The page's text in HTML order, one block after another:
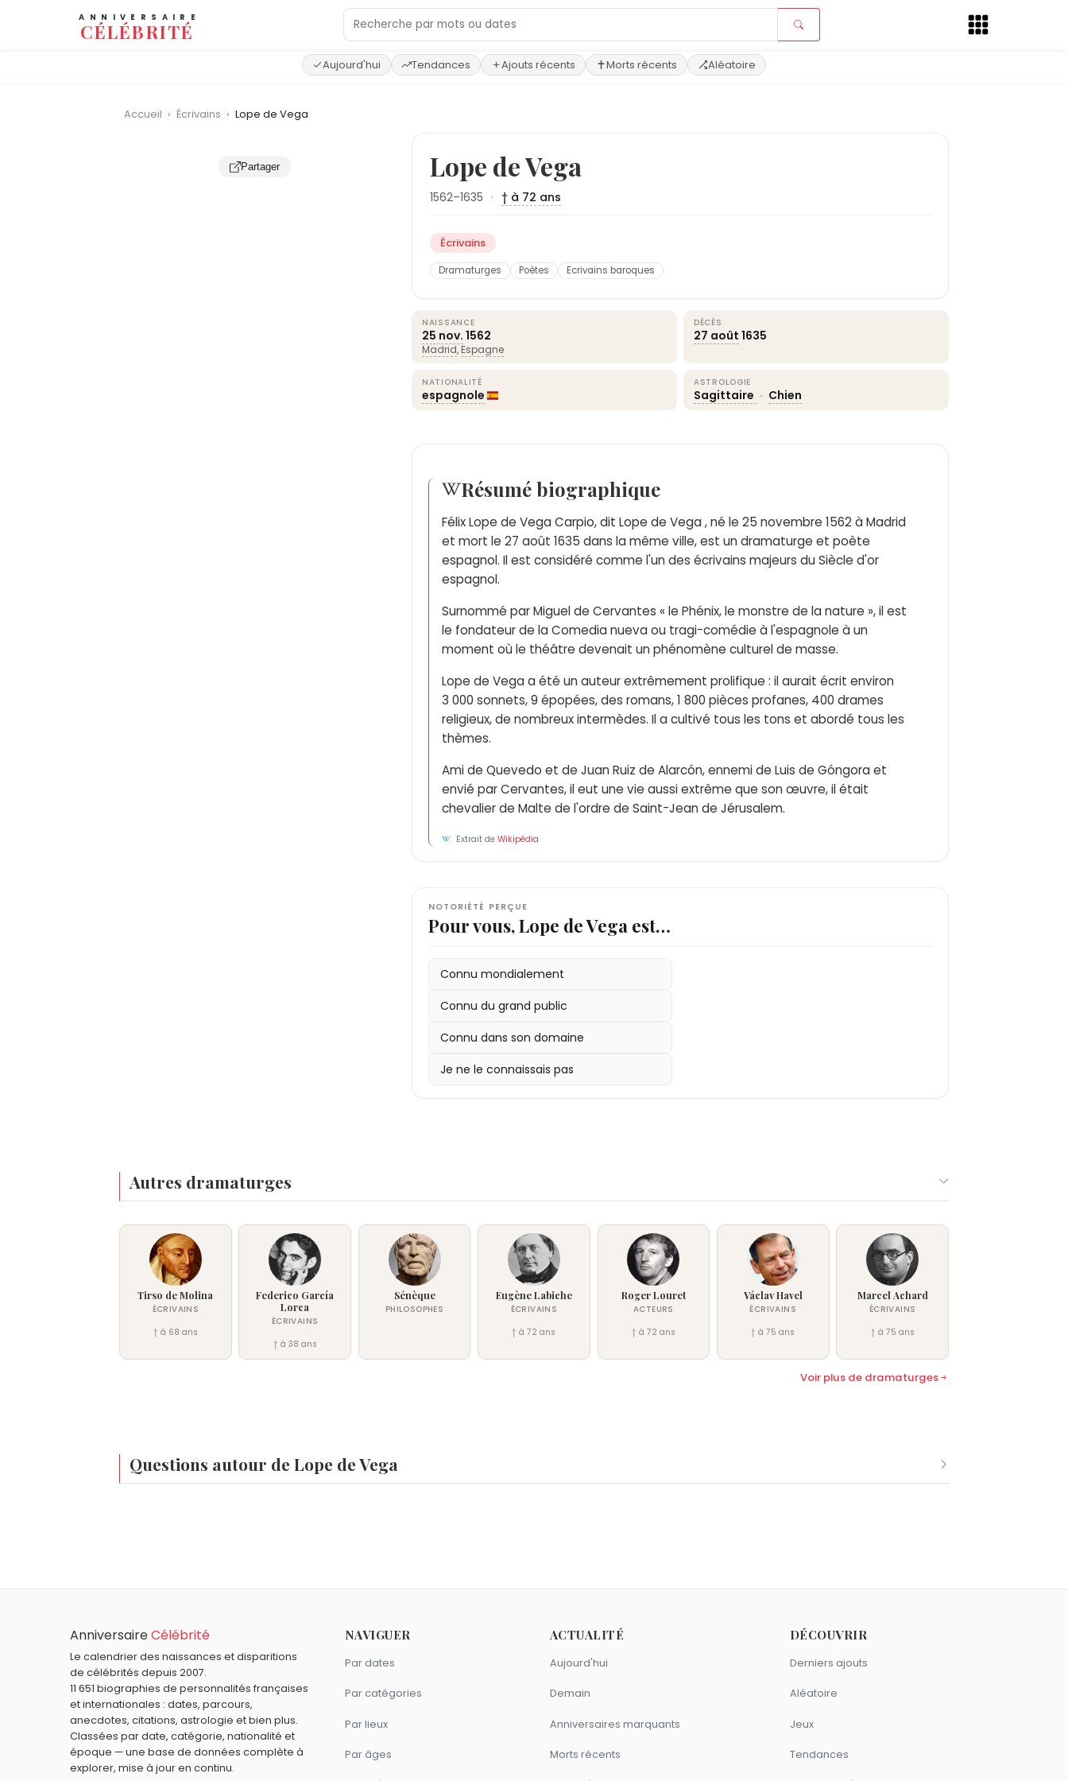
ANNIVERSAIRE
CÉLÉBRITÉ
Aujourd'hui Tendances Ajouts récents Morts récents Aléatoire
Accueil › Écrivains › Lope de Vega
Partager Lope de Vega
1562–1635 · † à 72 ans
Écrivains
Dramaturges Poètes Ecrivains baroques
NAISSANCE
25 nov. 1562
Madrid, Espagne
DÉCÈS
27 août 1635
NATIONALITÉ
espagnole
ASTROLOGIE
Sagittaire · Chien
Résumé biographique
Félix Lope de Vega Carpio, dit Lope de Vega , né le 25 novembre 1562 à Madrid
et mort le 27 août 1635 dans la même ville, est un dramaturge et poète
espagnol. Il est considéré comme l'un des écrivains majeurs du Siècle d'or
espagnol.
Surnommé par Miguel de Cervantes « le Phénix, le monstre de la nature », il est
le fondateur de la Comedia nueva ou tragi-comédie à l'espagnole à un
moment où le théâtre devenait un phénomène culturel de masse.
Lope de Vega a été un auteur extrêmement prolifique : il aurait écrit environ
3 000 sonnets, 9 épopées, des romans, 1 800 pièces profanes, 400 drames
religieux, de nombreux intermèdes. Il a cultivé tous les tons et abordé tous les
thèmes.
Ami de Quevedo et de Juan Ruiz de Alarcón, ennemi de Luis de Góngora et
envié par Cervantes, il eut une vie aussi extrême que son œuvre, il était
chevalier de Malte de l'ordre de Saint-Jean de Jérusalem.
Extrait deWikipédia
NOTORIÉTÉ PERÇUE
Pour vous, Lope de Vega est…
Connu mondialement
Connu du grand public
Connu dans son domaine
Je ne le connaissais pas
Autres dramaturges
Tirso de Molina
ÉCRIVAINS
† à 68 ans
Federico García
Lorca
ÉCRIVAINS
† à 38 ans
Sénèque
PHILOSOPHES
Eugène Labiche
ÉCRIVAINS
† à 72 ans
Roger Louret
ACTEURS
† à 72 ans
Václav Havel
ÉCRIVAINS
† à 75 ans
Marcel Achard
ÉCRIVAINS
† à 75 ans
Voir plus de dramaturges
Questions autour de Lope de Vega
Gustave Flaubert Savinien de Cyrano de Bergerac Mark TwainetEugène Ionesco sont du signe Sagittaire.
AnniversaireCélébrité
Le calendrier des naissances et disparitions
de célébrités depuis 2007.
11 651 biographies de personnalités françaises
et internationales : dates, parcours,
anecdotes, citations, astrologie et bien plus.
Classées par date, catégorie, nationalité et
époque — une base de données complète à
explorer, mise à jour en continu.
NAVIGUER
Par dates
Par catégories
Par lieux
Par âges
ACTUALITÉ
Aujourd'hui
Demain
Anniversaires marquants
Morts récents
DÉCOUVRIR
Derniers ajouts
Aléatoire
Jeux
Tendances